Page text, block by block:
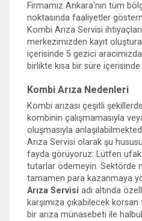
Firmamız Ankara'nın tüm
noktasında faaliyetler
Kombi Arıza Servisi
merkezimizden kayıt
içerisinde 5 gezici
birlikte kısa bir süre
Kombi Arıza Nedenleri
Kombi arızası çeşitli
kombinin çalışmamasıyla
oluşmasıyla
Arıza Servisi olarak şu
fayda görüyoruz: Lütfen ufak
tutarlar ödemeyin. Sektörde
tamamen para kazanmaya
Arıza Servisi adı altında
karşımıza çıkabilecek
bir arıza münasebeti ile